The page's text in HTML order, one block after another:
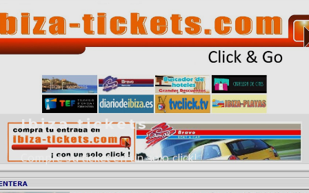
Ibiza tickets
Compre su ticket en un solo click!